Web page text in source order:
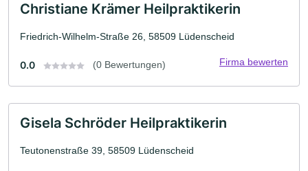
Christiane Krämer Heilpraktikerin
Friedrich-Wilhelm-Straße 26, 58509 Lüdenscheid
0.0 (0 Bewertungen) Firma bewerten
Gisela Schröder Heilpraktikerin
Teutonenstraße 39, 58509 Lüdenscheid